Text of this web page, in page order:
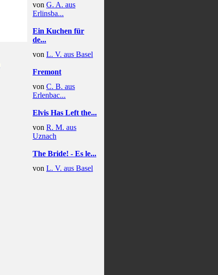
von G. A. aus
Erlinsba...
Ein Kuchen für
de...
von L. V. aus Basel
Fremont
von C. B. aus
Erlenbac...
Elvis Has Left the...
von R. M. aus
Uznach
The Bride! - Es le...
von L. V. aus Basel